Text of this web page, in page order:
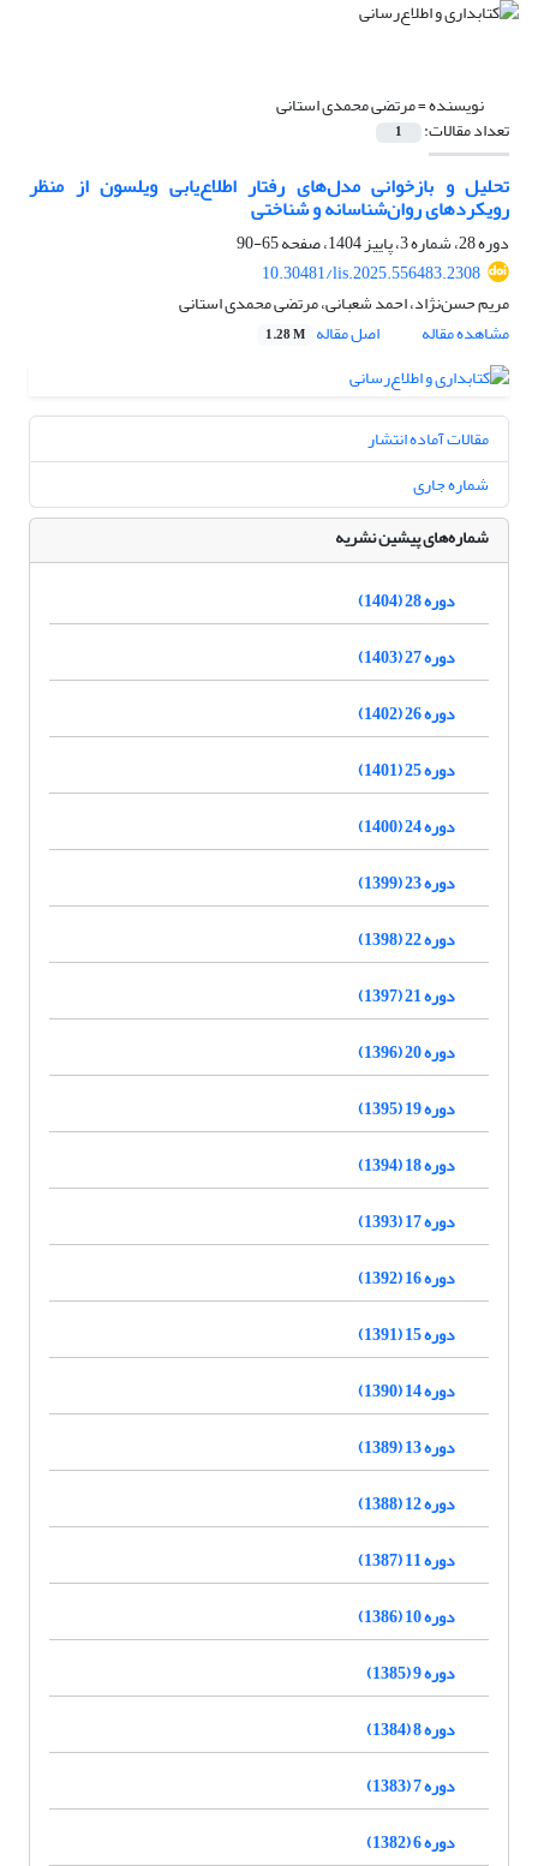
نویسنده =مرتضی محمدی استانی
تعداد مقالات: 1
تحلیل و بازخوانی مدل‌های رفتار اطلاع‌یابی ویلسون از منظر
رویکردهای روان‌شناسانه و شناختی
دوره 28، شماره 3، پاییز 1404، صفحه
65-90
10.30481/lis.2025.556483.2308
مریم حسن‌نژاد، احمد شعبانی، مرتضی محمدی استانی
مشاهده مقاله
اصل مقاله 1.28 M
مقالات آماده انتشار
شماره جاری
شماره‌های پیشین نشریه
دوره 28 (1404)
دوره 27 (1403)
دوره 26 (1402)
دوره 25 (1401)
دوره 24 (1400)
دوره 23 (1399)
دوره 22 (1398)
دوره 21 (1397)
دوره 20 (1396)
دوره 19 (1395)
دوره 18 (1394)
دوره 17 (1393)
دوره 16 (1392)
دوره 15 (1391)
دوره 14 (1390)
دوره 13 (1389)
دوره 12 (1388)
دوره 11 (1387)
دوره 10 (1386)
دوره 9 (1385)
دوره 8 (1384)
دوره 7 (1383)
دوره 6 (1382)